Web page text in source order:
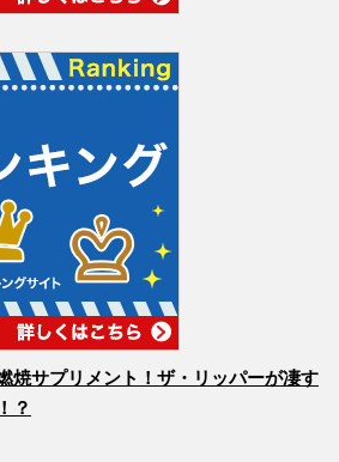
焼サプリメント！ザ・リッパーが凄す
？